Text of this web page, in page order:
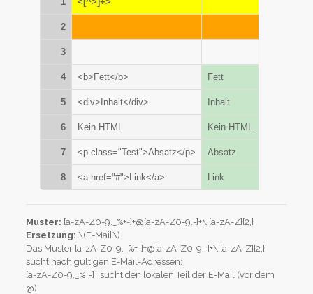
2
3
4 <b>Fett</b> Fett
5 <div>Inhalt</div> Inhalt
6 Kein HTML Kein HTML
7 <p class="Test">Absatz</p> Absatz
8 <a href="#">Link</a> Link
Muster: [a-zA-Z0-9._%+-]+@[a-zA-Z0-9.-]+\.[a-zA-Z]{2,}
Ersetzung: \(E-Mail\)
Das Muster [a-zA-Z0-9._%+-]+@[a-zA-Z0-9.-]+\.[a-zA-Z]{2,}
sucht nach gültigen E-Mail-Adressen:
[a-zA-Z0-9._%+-]+ sucht den lokalen Teil der E-Mail (vor dem
@).